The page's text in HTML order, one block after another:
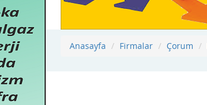
Anasayfa Firmalar Çorum